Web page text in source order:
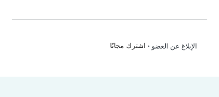
الإبلاغ عن العضو • اشترك مجانًا